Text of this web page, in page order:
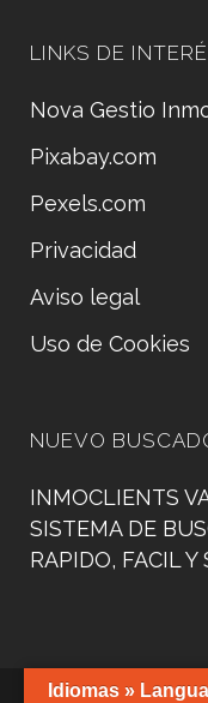
LINKS DE
Nova Gestio
Pixabay.com
Pexels.com
Privacidad
Aviso legal
Uso de Cookies
NUEVO
INMOCLIENTS
SISTEMA DE
RAPIDO, FACIL
©
Idiomas »